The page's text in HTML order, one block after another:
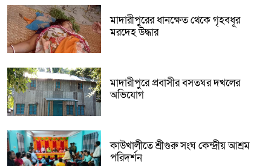
মাদারীপুরের ধানক্ষেত থেকে গৃহবধূর
মরদেহ উদ্ধার
মাদারীপুরে প্রবাসীর বসতঘর দখলের
অভিযোগ
কাউখালীতে শ্রীগুরু সংঘ কেন্দ্রীয় আশ্রম
পরিদর্শন